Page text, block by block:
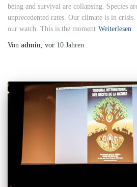
being and survival are collapsing. Species
unprecedented rates. Our climate is in
our watch. This is the moment Weiterlesen
Von admin, vor 10 Jahren